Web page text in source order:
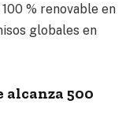
% renovable en
globales en
alcanza 500